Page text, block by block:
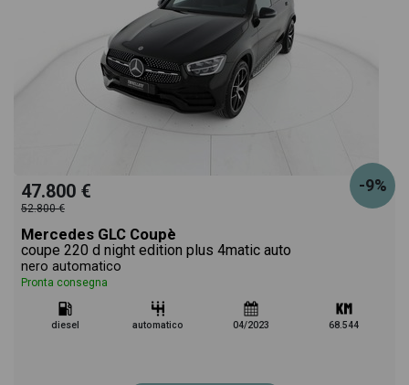
-9%
47.800 €
52.800 €
Mercedes GLC Coupè
coupe 220 d night edition plus 4matic auto
nero automatico
Pronta consegna
diesel automatico 04/2023 68.544